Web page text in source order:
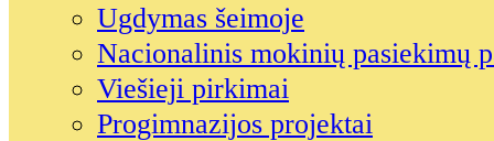
Ugdymas šeimoje
Nacionalinis mokinių pasiekimų
Viešieji pirkimai
Progimnazijos projektai